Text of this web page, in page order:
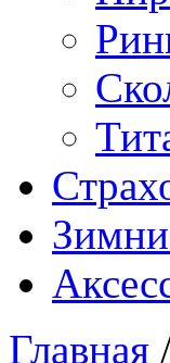
Главная